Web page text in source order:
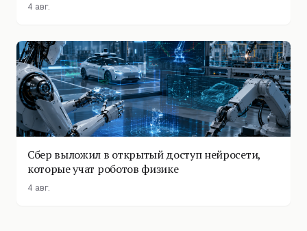
4 авг.
Сбер выложил в открытый доступ нейросети,
которые учат роботов физике
4 авг.